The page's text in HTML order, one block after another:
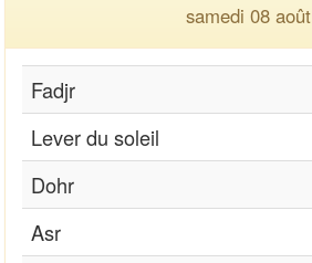
samedi 08 août
Fadjr
Lever du soleil
Dohr
Asr